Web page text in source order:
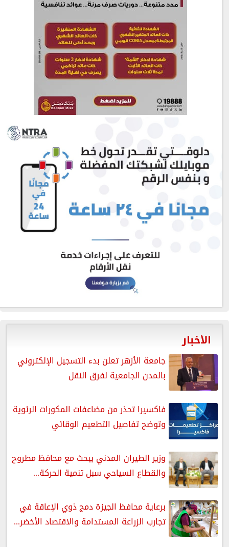
الأخبار
جامعة الأزهر تعلن بدء التسجيل الإلكتروني
بالمدن الجامعية لفرق النقل
فاكسيرا تحذر من مضاعفات المكورات الرئوية
وتوضح تفاصيل التطعيم الوقائي
وزير الطيران المدني يبحث مع محافظ مطروح
والقطاع السياحي سبل تنمية الحركة...
برعاية محافظ الجيزة دمج ذوي الإعاقة في
تجارب الزراعة المستدامة والاقتصاد الأخضر...